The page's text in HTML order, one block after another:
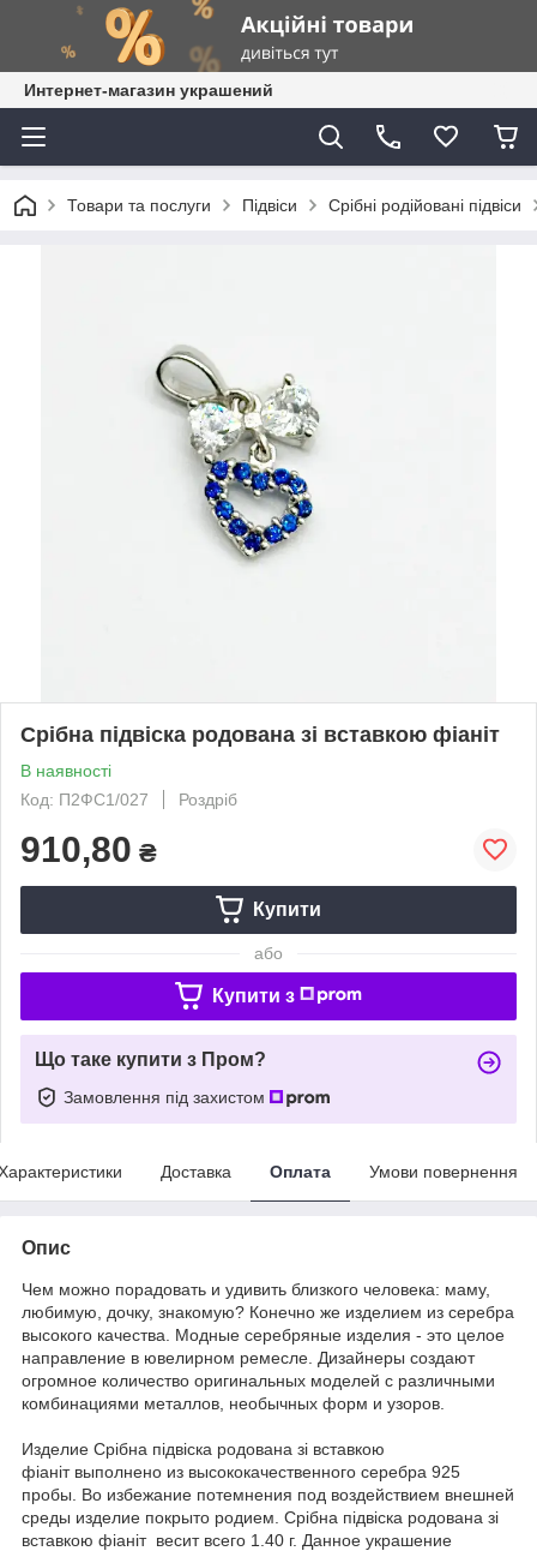
Интернет-магазин украшений
Товари та послуги Підвіси Срібні родійовані підвіси
Срібна підвіска родована зі вставкою фіаніт
В наявності
Код: П2ФС1/027
Роздріб
910,80 ₴
Купити
або
Купити з
Що таке купити з Пром?
Замовлення під захистом
Доставка Оплата Умови повернення
Опис
Чем можно порадовать и удивить близкого человека: маму,
любимую, дочку, знакомую? Конечно же изделием из серебра
высокого качества. Модные серебряные изделия - это целое
направление в ювелирном ремесле. Дизайнеры создают
огромное количество оригинальных моделей с различными
комбинациями металлов, необычных форм и узоров.
Изделие Срібна підвіска родована зі вставкою
фіаніт выполнено из высококачественного серебра 925
пробы. Во избежание потемнения под воздействием внешней
среды изделие покрыто родием. Срібна підвіска родована зі
вставкою фіаніт весит всего 1.40 г. Данное украшение